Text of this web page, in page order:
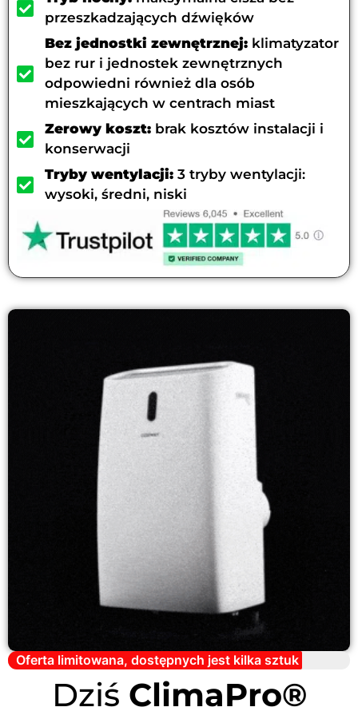
przeszkadzających dźwięków
Bez jednostki zewnętrznej: klimatyzator
bez rur i jednostek zewnętrznych
odpowiedni również dla osób
mieszkających w centrach miast
Zerowy koszt: brak kosztów instalacji i
konserwacji
Tryby wentylacji: 3 tryby wentylacji:
wysoki, średni, niski
Oferta limitowana, dostępnych jest kilka sztuk
Dziś ClimaPro®